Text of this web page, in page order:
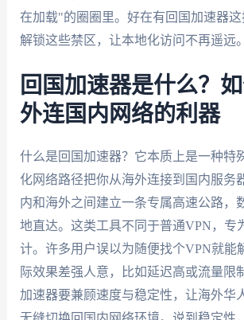
在加载"的圈圈里。好在有回国加速器
解锁这些禁区，让本地化访问不再遥远。
回国加速器是什么？
外连国内网络的利器
什么是回国加速器？它本质上是一种特
化网络路径把你从海外连接到国内服务
内和海外之间建立一条专属高速公路，
地直达。这类工具不同于普通VPN，专
计。许多用户误以为随便找个VPN就能
际效果差强人意，比如延迟高或流量限
加速器要兼顾速度与稳定性，让海外华